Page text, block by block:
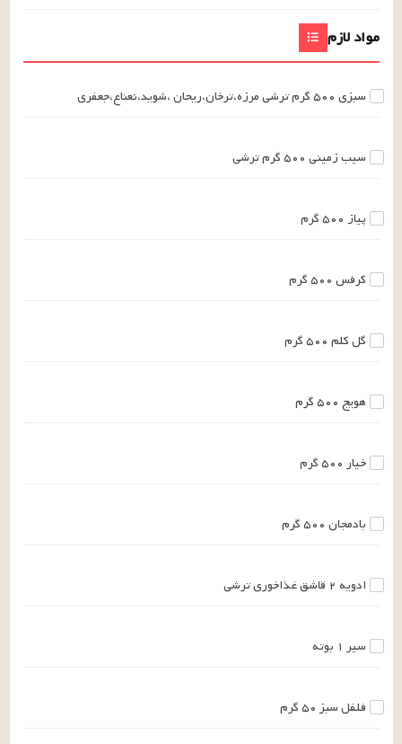
مواد لازم
سبزی ۵۰۰گرمترشی مرزه،ترخان،ریحان،شوید،نعناع،جعفری
سیب زمینی ۵۰۰گرمترشی
پیاز ۵۰۰گرم
کرفس ۵۰۰گرم
گل کلم ۵۰۰گرم
هویج ۵۰۰گرم
خیار ۵۰۰گرم
بادمجان ۵۰۰گرم
ادویه ۲ قاشق غذاخوریترشی
سیر ۱ بوته
فلفل سبز ۵۰گرم